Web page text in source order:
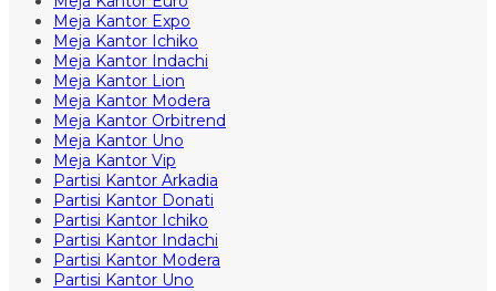
Meja Kantor Expo
Meja Kantor Ichiko
Meja Kantor Indachi
Meja Kantor Lion
Meja Kantor Modera
Meja Kantor Orbitrend
Meja Kantor Uno
Meja Kantor Vip
Partisi Kantor Arkadia
Partisi Kantor Donati
Partisi Kantor Ichiko
Partisi Kantor Indachi
Partisi Kantor Modera
Partisi Kantor Uno